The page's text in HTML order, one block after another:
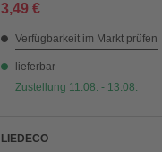
3,49 €
Verfügbarkeit im Markt prüfen
lieferbar
Zustellung 11.08. - 13.08.
LIEDECO